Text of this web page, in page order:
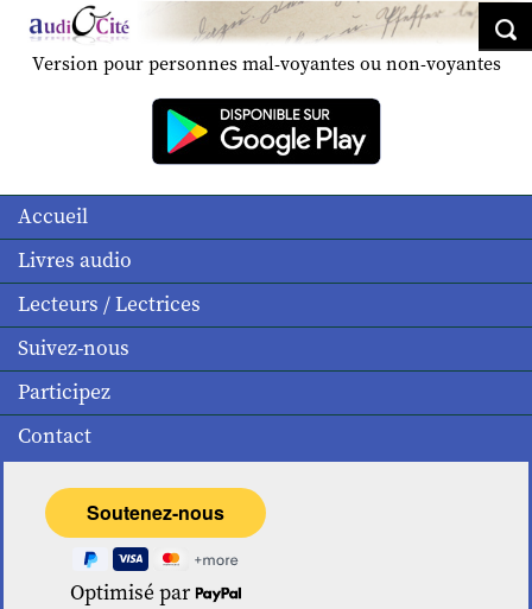
Version pour personnes mal-voyantes ou non-voyantes
Accueil
Livres audio
Lecteurs / Lectrices
Suivez-nous
Participez
Contact
Optimisé par